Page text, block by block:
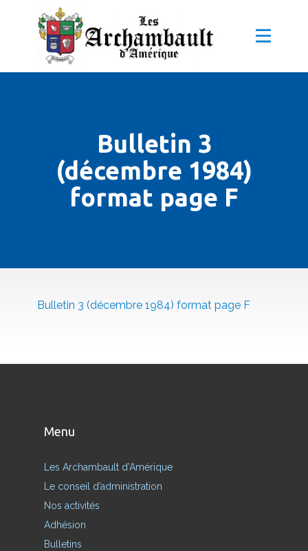
Bulletin 3
(décembre 1984)
format page F
Bulletin 3 (décembre 1984) format page F
Menu
Les Archambault d’Amérique
Le conseil d’administration
Nos activités
Adhésion
Bulletins